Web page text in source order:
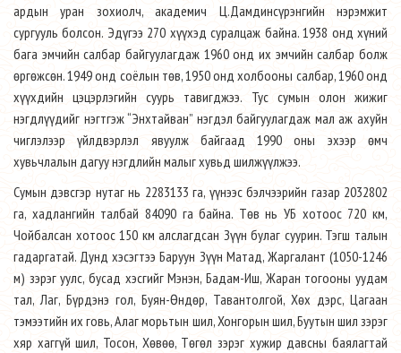
ардын уран зохиолч, академич Ц.Дамдинсүрэнгийн нэрэмжит
сургууль болсон. Эдүгээ 270 хүүхэд суралцаж байна. 1938 онд хүний
бага эмчийн салбар байгуулагдаж 1960 онд их эмчийн салбар болж
өргөжсөн. 1949 онд соёлын төв, 1950 онд холбооны салбар, 1960 онд
хүүхдийн цэцэрлэгийн суурь тавигджээ. Тус сумын олон жижиг
нэгдлүүдийг нэгтгэж “Энхтайван” нэгдэл байгуулагдаж мал аж ахуйн
чиглэлээр үйлдвэрлэл явуулж байгаад 1990 оны эхээр өмч
хувьчлалын дагуу нэгдлийн малыг хувьд шилжүүлжээ.
Сумын дэвсгэр нутаг нь 2283133 га, үүнээс бэлчээрийн газар 2032802
га, хадлангийн талбай 84090 га байна. Төв нь УБ хотоос 720 км,
Чойбалсан хотоос 150 км алслагдсан Зүүн булаг суурин. Тэгш талын
гадаргатай. Дунд хэсэгтээ Баруун Зүүн Матад, Жаргалант (1050-1246
м) зэрэг уулс, бусад хэсгийг Мэнэн, Бадам-Иш, Жаран тогооны уудам
тал, Лаг, Бүрдэнэ гол, Буян-Өндөр, Тавантолгой, Хөх дэрс, Цагаан
тэмээтийн их говь, Алаг морьтын шил, Хонгорын шил, Буутын шил зэрэг
хяр хаггүй шил, Тосон, Хөвөө, Төгөл зэрэг хужир давсны баялагтай